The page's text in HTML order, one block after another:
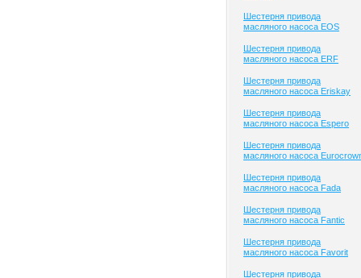
Шестерня привода
масляного насоса EOS
Шестерня привода
масляного насоса ERF
Шестерня привода
масляного насоса Eriskay
Шестерня привода
масляного насоса Espero
Шестерня привода
масляного насоса
Шестерня привода
масляного насоса Fada
Шестерня привода
масляного насоса Fantic
Шестерня привода
масляного насоса Favorit
Шестерня привода